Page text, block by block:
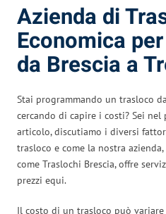
Azienda di
Economica
da Brescia a
Stai programmando un trasloco
cercando di capire i costi? Sei
articolo, discutiamo i diversi
trasloco e come la nostra
come Traslochi Brescia, offre
prezzi equi.
Il costo di un trasloco può